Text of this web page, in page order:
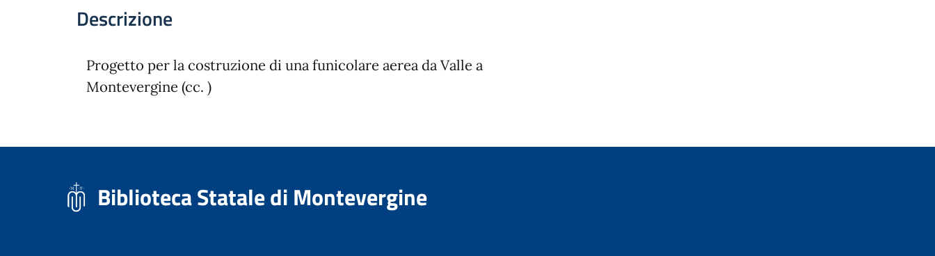
Descrizione
Progetto per la costruzione di una funicolare aerea da Valle a
Montevergine (cc. )
Biblioteca Statale di Montevergine